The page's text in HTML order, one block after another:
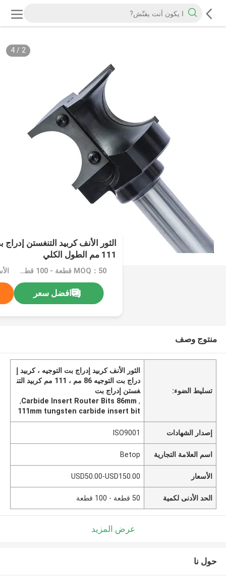
2
/
4
111 مم الطول الكلي
MOQ：50 قطعة - 100 قطعة
افضل سعر
منتوج وصف
تسليط الضوء:
الثور الأنف كربيد إدراج بت التوجيه ، كربيد إ
دراج بت التوجيه 86 مم ، 111 مم كربيد التن
غستن إدراج بت
,
Carbide Insert Router Bits 86mm
,
111mm tungsten carbide insert bit
إصدار الشهادات ISO9001
اسم العلامة التجارية Betop
الأسعار USD50.00-USD150.00
الحد الأدنى لكمية 50 قطعة - 100 قطعة
عرض المزيد
حول نا